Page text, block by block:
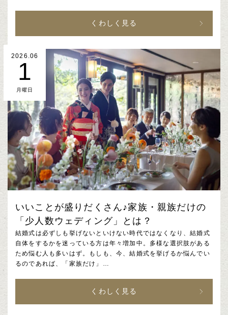
くわしく見る
2026.06
1
月曜日
いいことが盛りだくさん♪家族・親族だけの
「少人数ウェディング」とは？
結婚式は必ずしも挙げないといけない時代ではなくなり、結婚式
自体をするかを迷っている方は年々増加中。多様な選択肢がある
ため悩む人も多いはず。もしも、今、結婚式を挙げるか悩んでい
るのであれば、「家族だけ」…
くわしく見る